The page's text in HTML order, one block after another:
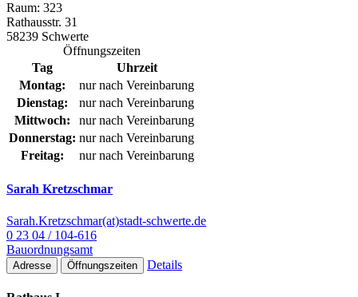
Raum: 323
Rathausstr. 31
58239 Schwerte
Öffnungszeiten
Tag
Uhrzeit
Montag:
nur nach Vereinbarung
Dienstag:
nur nach Vereinbarung
Mittwoch:
nur nach Vereinbarung
Donnerstag: nur nach Vereinbarung
Freitag:
nur nach Vereinbarung
Sarah Kretzschmar
Sarah.Kretzschmar(at)stadt-schwerte.de
0 23 04 / 104-616
Bauordnungsamt
Adresse Öffnungszeiten Details